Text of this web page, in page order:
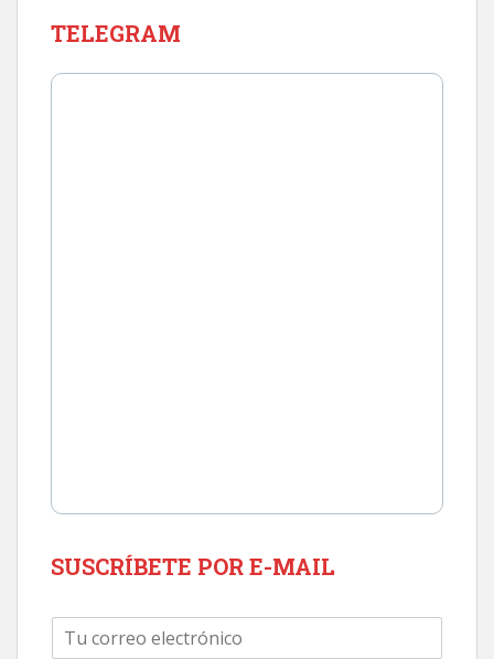
TELEGRAM
SUSCRÍBETE POR E-MAIL